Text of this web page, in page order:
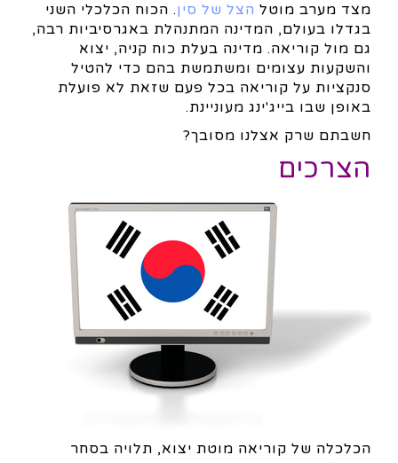
מצד מערב מוטל הצל של סין. הכוח הכלכלי השני
בגדלו בעולם, המדינה המתנהלת באגרסיביות רבה,
גם מול קוריאה. מדינה בעלת כוח קניה, יצוא
והשקעות עצומים ומשתמשת בהם כדי להטיל
סנקציות על קוריאה בכל פעם שזאת לא פועלת
באופן שבו בייג'ינג מעוניינת.
חשבתם שרק אצלנו מסובך?
הצרכים
הכלכלה של קוריאה מוטת יצוא, תלויה בסחר